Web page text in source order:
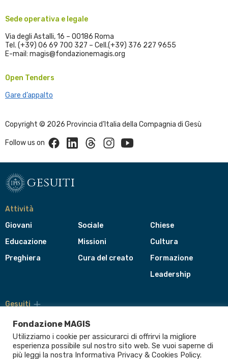
Sede operativa e legale
Via degli Astalli, 16 – 00186 Roma
Tel. (+39) 06 69 700 327 – Cell.(+39) 376 227 9655
E-mail: magis@fondazionemagis.org
Open Tenders
Gare d’appalto
Copyright © 2026 Provincia d’Italia della Compagnia di Gesù
Follow us on FacebookLinkedinThreadsInstagramYoutube
gesuiti
Attività
Giovani
Educazione
Preghiera
Sociale
Missioni
Cura del creato
Chiese
Cultura
Formazione
Leadership
Gesuiti
di
navigazione
del
footer
Compagnia di Gesù
CEP - Conferenza delle Province Europee
Fondazione MAGIS
Utilizziamo i cookie per assicurarci di offrirvi la migliore
esperienza possibile sul nostro sito web. Se vuoi saperne di
più leggi la nostra Informativa Privacy & Cookies Policy.